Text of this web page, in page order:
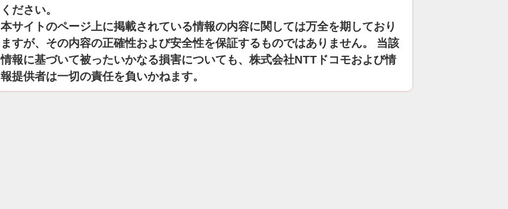
ください。
本サイトのページ上に掲載されている情報の内容に関しては万全を期しており
ますが、その内容の正確性および安全性を保証するものではありません。 当該
情報に基づいて被ったいかなる損害についても、株式会社NTTドコモおよび情
報提供者は一切の責任を負いかねます。